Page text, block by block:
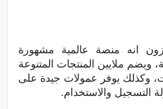
انه منصة عالمية مشهورة
ويضم ملايين المنتجات المتنوعة
وكذلك يوفر عمولات جيدة على
التسجيل والاستخدام.